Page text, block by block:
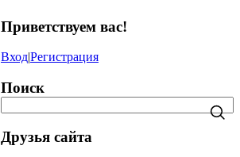
Приветствуем вас!
Вход|Регистрация
Поиск
Друзья сайта